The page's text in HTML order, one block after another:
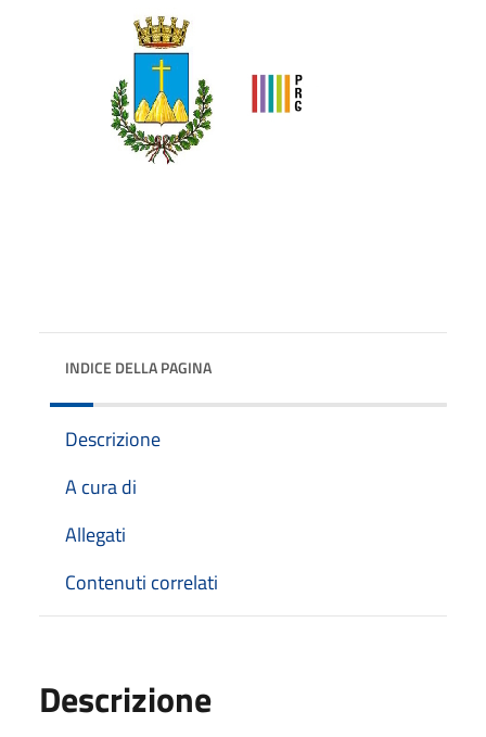
INDICE DELLA PAGINA
Descrizione
A cura di
Allegati
Contenuti correlati
Descrizione